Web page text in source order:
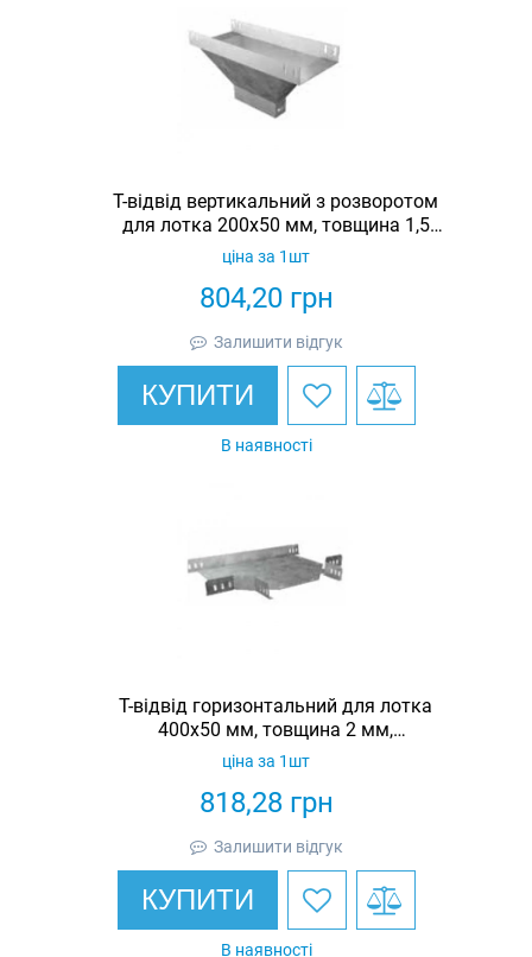
Т-відвід вертикальний з розворотом
для лотка 200х50 мм, товщина 1,5
мм, гарячеоцинкований, Eurotray
804,20грн
ціна за 1шт
Залишити відгук
КУПИТИ
В наявності
Т-відвід горизонтальний для лотка
400х50 мм, товщина 2 мм,
гарячеоцинкований, Eurotray
818,28грн
ціна за 1шт
Залишити відгук
КУПИТИ
В наявності